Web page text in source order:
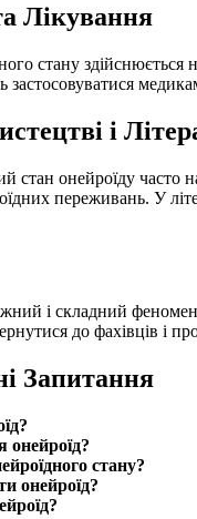
Лікування
стану
і
стан онейроїду часто
переживань. У
і складний феномен
до фахівців і
Запитання
онейроїд?
стану?
онейроїд?